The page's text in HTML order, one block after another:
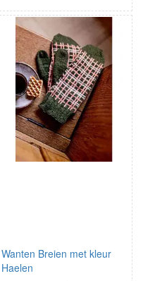
Wanten Breien met kleur
Haelen